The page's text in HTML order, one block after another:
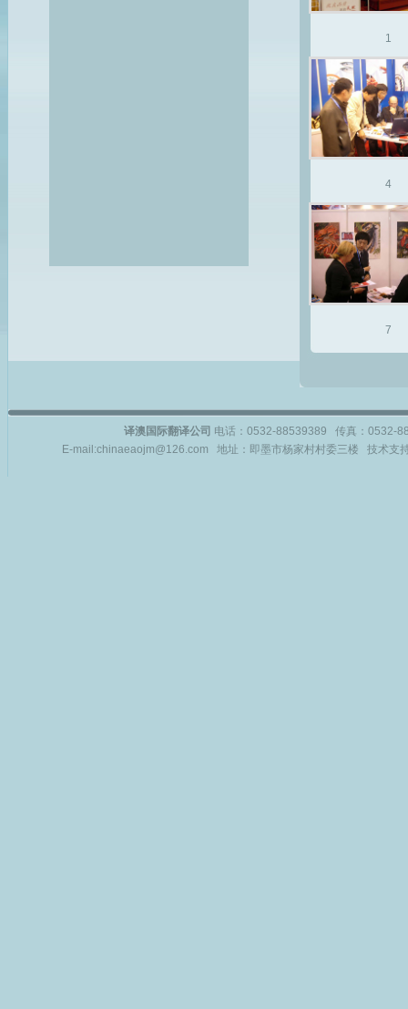
1
4
7
译澳国际翻译公司 电话：0532-88539389 传真：
E-mail:chinaeaojm@126.com 地址：即墨市杨家村村委三楼 技术支